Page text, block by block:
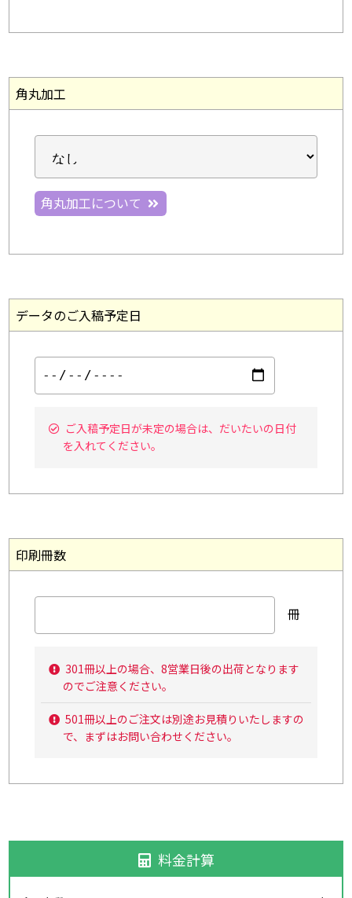
角丸加工
角丸加工について
データのご入稿予定日
ご入稿予定日が未定の場合は、だいたいの日付
を入れてください。
印刷冊数
冊
301冊以上の場合、8営業日後の出荷となります
のでご注意ください。
501冊以上のご注文は別途お見積りいたしますの
で、まずはお問い合わせください。
料金計算